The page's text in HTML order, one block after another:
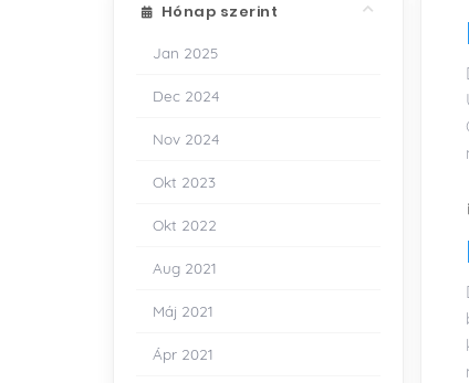
Hónap szerint
Jan 2025
Dec 2024
Nov 2024
Okt 2023
Okt 2022
Aug 2021
Máj 2021
Ápr 2021